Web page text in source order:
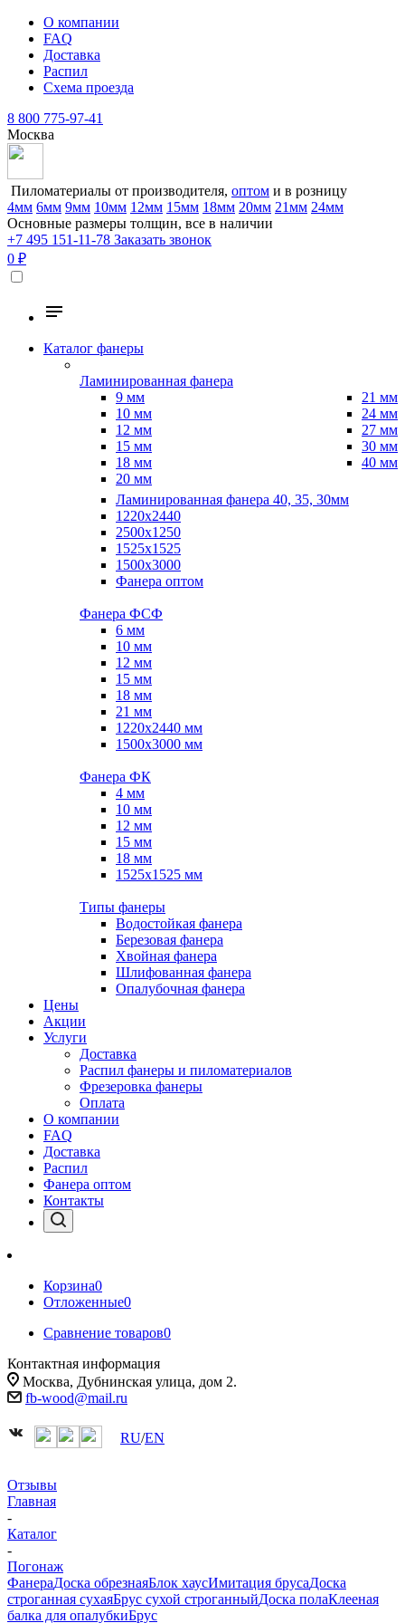
О компании
FAQ
Доставка
Распил
Схема проезда
8 800 775-97-41
Москва
Пиломатериалы от производителя, оптом и в розницу
4мм 6мм 9мм 10мм 12мм 15мм 18мм 20мм 21мм 24мм
Основные размеры толщин, все в наличии
+7 495 151-11-78 Заказать звонок
0 ₽
Каталог фанеры
Ламинированная фанера
9 мм
10 мм
12 мм
15 мм
18 мм
20 мм
21 мм
24 мм
27 мм
30 мм
40 мм
Ламинированная фанера 40, 35, 30мм
1220x2440
2500x1250
1525x1525
1500x3000
Фанера оптом
Фанера ФСФ
6 мм
10 мм
12 мм
15 мм
18 мм
21 мм
1220х2440 мм
1500х3000 мм
Фанера ФК
4 мм
10 мм
12 мм
15 мм
18 мм
1525х1525 мм
Типы фанеры
Водостойкая фанера
Березовая фанера
Хвойная фанера
Шлифованная фанера
Опалубочная фанера
Цены
Акции
Услуги
Доставка
Распил фанеры и пиломатериалов
Фрезеровка фанеры
Оплата
О компании
FAQ
Доставка
Распил
Фанера оптом
Контакты
Корзина0
Отложенные0
Сравнение товаров0
Контактная информация
Москва, Дубнинская улица, дом 2.
fb-wood@mail.ru
RU/EN
Отзывы
Главная
-
Каталог
-
Погонаж
ФанераДоска обрезнаяБлок хаусИмитация брусаДоска
строганная сухаяБрус сухой строганныйДоска полаКлееная
балка для опалубкиБрус